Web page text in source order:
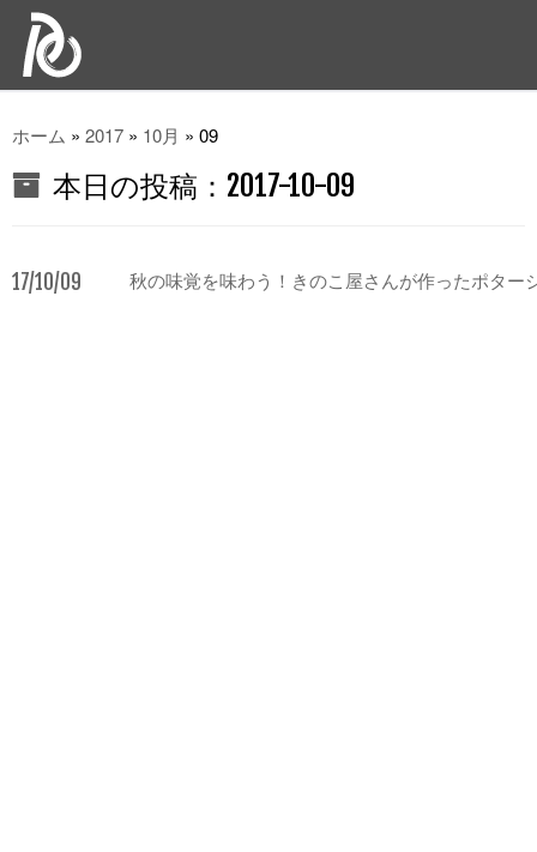
ホーム » 2017 » 10月 » 09
本日の投稿： 2017-10-09
17/10/09 秋の味覚を味わう！きのこ屋さんが作ったポター